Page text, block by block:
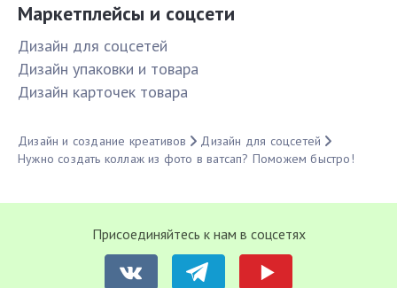
Маркетплейсы и соцсети
Дизайн для соцсетей
Дизайн упаковки и товара
Дизайн карточек товара
Дизайн и создание креативов
Дизайн для соцсетей
Нужно создать коллаж из фото в ватсап? Поможем быстро!
Присоединяйтесь к нам в соцсетях